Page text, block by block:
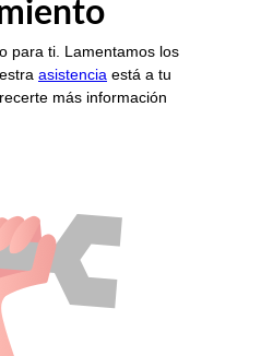
para ti. Lamentamos los
asistencia está a tu
más información